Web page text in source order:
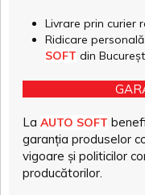
Livrare prin curier
Ridicare
SOFT din
La AUTO SOFT
garanția produselor
vigoare și politicilor
producătorilor.